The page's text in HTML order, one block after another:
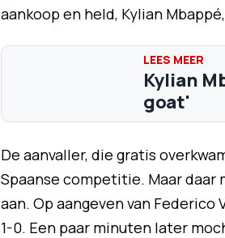
aankoop en held, Kylian
Kylian
goat'
De aanvaller, die gratis
Spaanse competitie. Maar daar
aan. Op aangeven van
1-0. Een paar minuten later